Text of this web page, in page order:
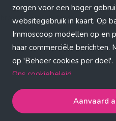
zorgen voor een hoger
websitegebruik in kaart. Op
Immoscoop modellen op en
haar commerciële berichten.
op 'Beheer cookies per doel'.
Ons cookiebeleid
Aanvaard alle cookies
Aanvaard
browser console for more